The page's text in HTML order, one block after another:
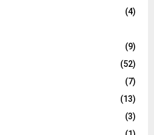
(4)
(9)
(52)
(7)
(13)
(3)